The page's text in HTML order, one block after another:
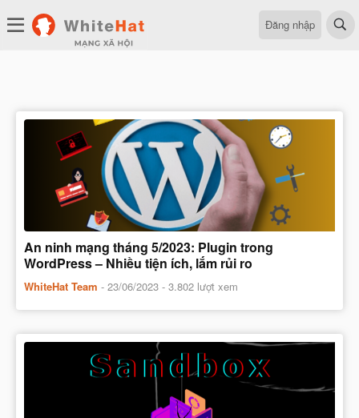
Đăng nhập
An ninh mạng tháng 5/2023: Plugin trong
WordPress – Nhiều tiện ích, lắm rủi ro
WhiteHat Team - 23/06/2023 - 3.802 lượt xem